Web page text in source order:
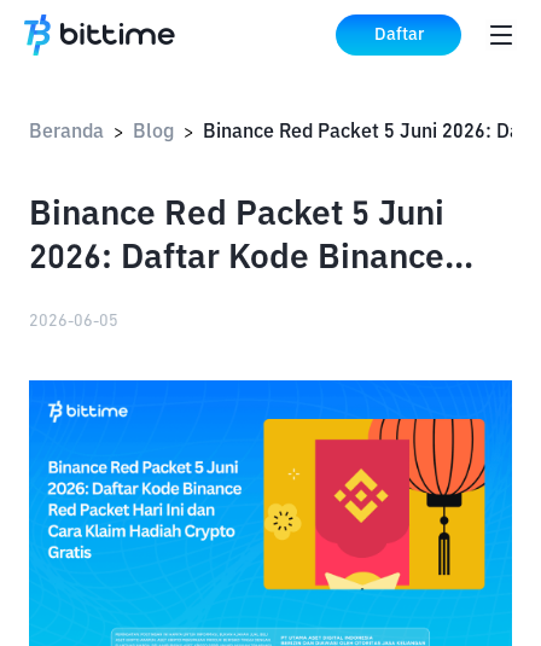
Daftar
Beranda > Blog >
Binance Red Packet 5 Juni
2026: Daftar Kode Binance
2026-06-05